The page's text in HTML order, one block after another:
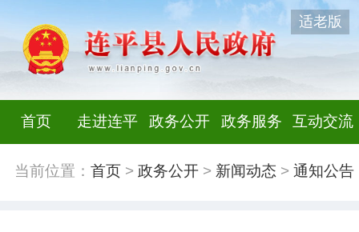
适老版
首页 走进连平 政务公开 政务服务 互动交流
当前位置： 首页> 政务公开> 新闻动态 > 通知公告